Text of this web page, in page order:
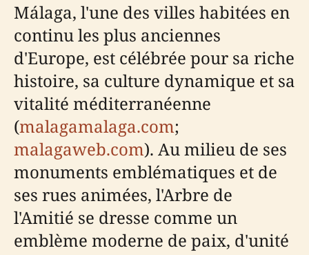
Málaga, l'une des villes habitées en
continu les plus anciennes
d'Europe, est célébrée pour sa riche
histoire, sa culture dynamique et sa
vitalité méditerranéenne
(malagamalaga.com;
malagaweb.com). Au milieu de ses
monuments emblématiques et de
ses rues animées, l'Arbre de
l'Amitié se dresse comme un
emblème moderne de paix, d'unité